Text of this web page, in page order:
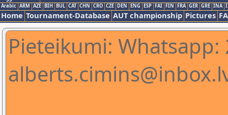
Arabic ARM AZE BIH BUL CAT CHN CRO CZE DEN ENG ESP FAI FIN FRA GER GRE INA
Home Tournament-Database AUT championship Pictures
Pieteikumi: Whatsapp: